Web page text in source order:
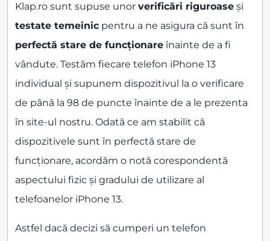
Klap.ro sunt supuse unor verificări riguroase și
testate temeinic pentru a ne asigura că sunt în
perfectă stare de funcționare înainte de a fi
vândute. Testăm fiecare telefon iPhone 13
individual și supunem dispozitivul la o verificare
de până la 98 de puncte înainte de a le prezenta
în site-ul nostru. Odată ce am stabilit că
dispozitivele sunt în perfectă stare de
funcționare, acordăm o notă corespondentă
aspectului fizic și gradului de utilizare al
telefoanelor iPhone 13.
Astfel dacă decizi să cumperi un telefon